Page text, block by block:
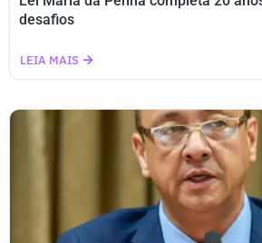
desafios
LEIA MAIS